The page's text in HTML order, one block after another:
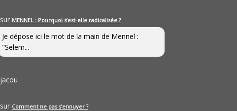
sur MENNEL : Pourquoi s’est-elle radicalisée ?
Je dépose ici le mot de la main de Mennel :
"Selem...
jacou
sur Comment ne pas s’ennuyer ?